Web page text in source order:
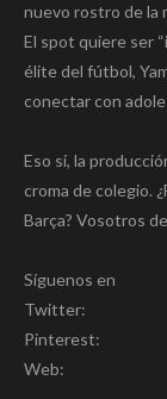
nuevo rostro de la
El spot quiere ser
élite del fútbol,
conectar con
Eso sí, la
croma de colegio.
Barça? Vosotros
Síguenos en
Twitter:
Pinterest:
Web: